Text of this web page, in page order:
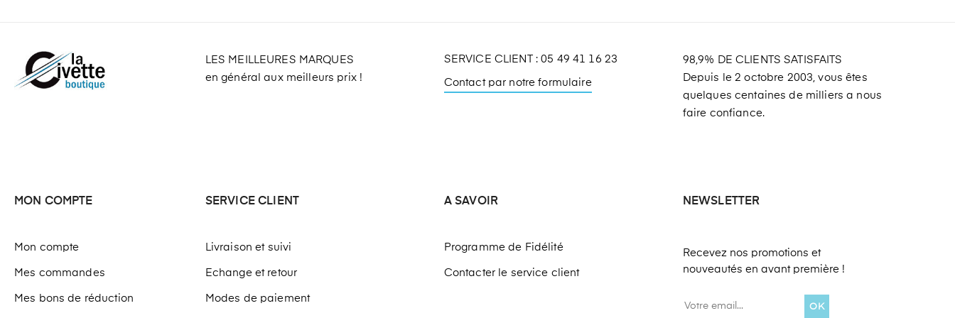
LES MEILLEURES MARQUES
en général aux meilleurs prix !
SERVICE CLIENT : 05 49 41 16 23
Contact par notre formulaire
98,9% DE CLIENTS SATISFAITS
Depuis le 2 octobre 2003, vous êtes
quelques centaines de milliers a nous
faire confiance.
MON COMPTE
Mon compte
Mes commandes
Mes bons de réduction
SERVICE CLIENT
Livraison et suivi
Echange et retour
Modes de paiement
A SAVOIR
Programme de Fidélité
Contacter le service client
NEWSLETTER
Recevez nos promotions et
nouveautés en avant première !
OK